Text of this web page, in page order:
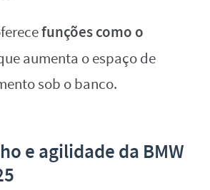
funções como o
aumenta o espaço de
sob o banco.
e agilidadeda BMW